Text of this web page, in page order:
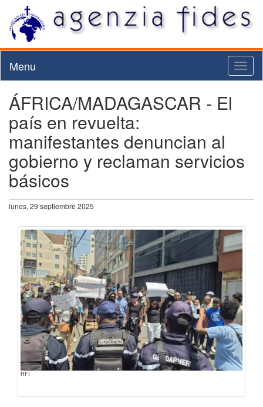
Menu
ÁFRICA/MADAGASCAR - El
país en revuelta:
manifestantes denuncian al
gobierno y reclaman servicios
básicos
lunes, 29 septiembre 2025
RFI